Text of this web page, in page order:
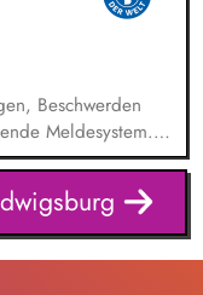
und
strategische
fachliche Leitung
und Optimierung
Beschwerden
Meldesystem.
bei
von
Mitwirkung an der
und dem
und